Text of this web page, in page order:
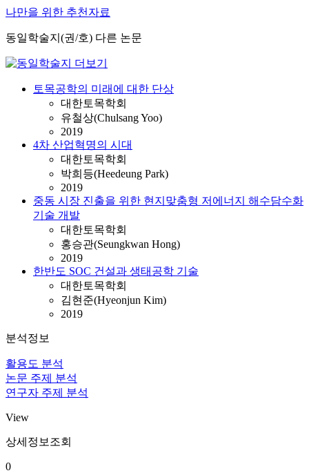
나만을 위한 추천자료
동일학술지(권/호) 다른 논문
토목공학의 미래에 대한 단상
대한토목학회
유철상(Chulsang Yoo)
2019
4차 산업혁명의 시대
대한토목학회
박희등(Heedeung Park)
2019
중동 시장 진출을 위한 현지맞춤형 저에너지 해수담수화
기술 개발
대한토목학회
홍승관(Seungkwan Hong)
2019
한반도 SOC 건설과 생태공학 기술
대한토목학회
김현준(Hyeonjun Kim)
2019
분석정보
활용도 분석
논문 주제 분석
연구자 주제 분석
View
상세정보조회
0